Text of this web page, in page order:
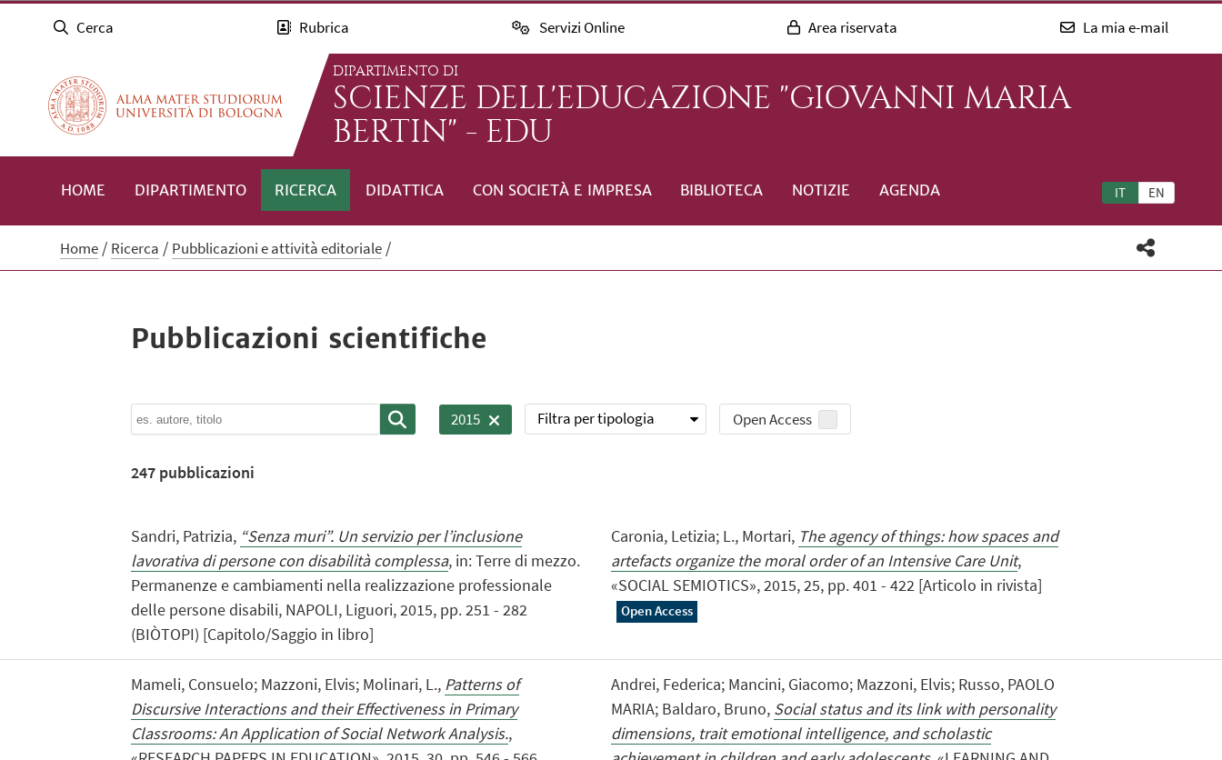
Cerca Rubrica Servizi Online Area riservata La mia e-mail
DIPARTIMENTO DI
SCIENZE DELL'EDUCAZIONE "GIOVANNI MARIA
BERTIN" - EDU
IT EN
HOME DIPARTIMENTO RICERCA DIDATTICA CON SOCIETÀ E IMPRESA BIBLIOTECA NOTIZIE AGENDA
Home Ricerca Pubblicazioni e attività editoriale
Pubblicazioni scientifiche
2015 Filtra per tipologia Open Access
247pubblicazioni
Sandri, Patrizia, “Senza muri”. Un servizio per l’inclusione
lavorativa di persone con disabilità complessa, in: Terre di mezzo.
Permanenze e cambiamenti nella realizzazione professionale
delle persone disabili, NAPOLI, Liguori, 2015, pp. 251 - 282
(BIÒTOPI) [Capitolo/Saggio in libro]
Caronia, Letizia; L., Mortari, The agency of things: how spaces and
artefacts organize the moral order of an Intensive Care Unit,
«SOCIAL SEMIOTICS», 2015, 25, pp. 401 - 422 [Articolo in rivista]
Open Access
Mameli, Consuelo; Mazzoni, Elvis; Molinari, L., Patterns of
Discursive Interactions and their Effectiveness in Primary
Classrooms: An Application of Social Network Analysis.,
Andrei, Federica; Mancini, Giacomo; Mazzoni, Elvis; Russo, PAOLO
MARIA; Baldaro, Bruno, Social status and its link with personality
dimensions, trait emotional intelligence, and scholastic